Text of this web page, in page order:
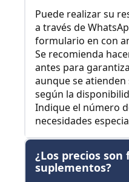
Puede realizar su
a través de
formulario en con
Se recomienda
antes para
aunque se
según la
Indique el número
necesidades
¿Los precios
suplementos?